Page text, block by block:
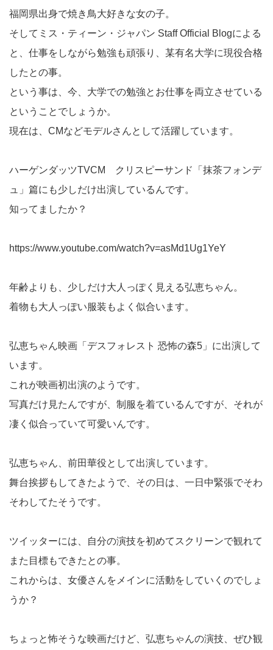
福岡県出身で焼き鳥大好きな女の子。
そしてミス・ティーン・ジャパン Staff Official Blogによる
と、仕事をしながら勉強も頑張り、某有名大学に現役合格
したとの事。
という事は、今、大学での勉強とお仕事を両立させている
ということでしょうか。
現在は、CMなどモデルさんとして活躍しています。
ハーゲンダッツTVCM クリスピーサンド「抹茶フォンデ
ュ」篇にも少しだけ出演しているんです。
知ってましたか？
https://www.youtube.com/watch?v=asMd1Ug1YeY
年齢よりも、少しだけ大人っぽく見える弘恵ちゃん。
着物も大人っぽい服装もよく似合います。
弘恵ちゃん映画「デスフォレスト 恐怖の森5」に出演して
います。
これが映画初出演のようです。
写真だけ見たんですが、制服を着ているんですが、それが
凄く似合っていて可愛いんです。
弘恵ちゃん、前田華役として出演しています。
舞台挨拶もしてきたようで、その日は、一日中緊張でそわ
そわしてたそうです。
ツイッターには、自分の演技を初めてスクリーンで観れて
また目標もできたとの事。
これからは、女優さんをメインに活動をしていくのでしょ
うか？
ちょっと怖そうな映画だけど、弘恵ちゃんの演技、ぜひ観